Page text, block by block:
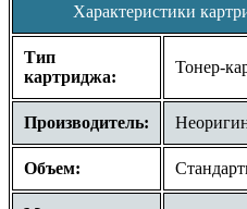
Характеристики
Тип
картриджа:
Тонер-
Производитель:
Объем: